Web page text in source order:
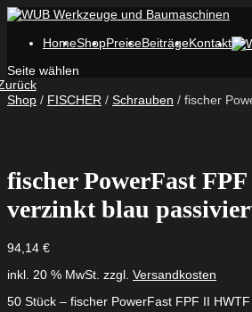
HomeShopPreiseBeiträgeKontakt
Seite wählen
Shop / FISCHER / Schrauben / fischer
fischer PowerFast
verzinkt blau
94,14 €
inkl. 20 % MwSt. zzgl. Versandkosten
50 Stück – fischer PowerFast FPF II